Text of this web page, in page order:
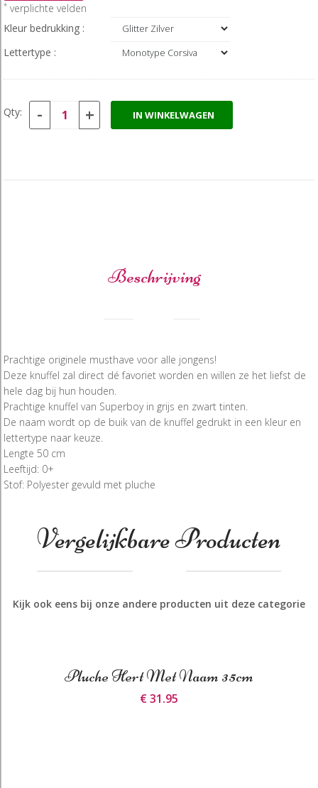
* verplichte velden
Kleur bedrukking :
Lettertype :
Qty: - + IN WINKELWAGEN
Beschrijving
Prachtige originele musthave voor alle jongens!
Deze knuffel zal direct dé favoriet worden en willen ze het liefst de
hele dag bij hun houden.
Prachtige knuffel van Superboy in grijs en zwart tinten.
De naam wordt op de buik van de knuffel gedrukt in een kleur en
lettertype naar keuze.
Lengte 50 cm
Leeftijd: 0+
Stof: Polyester gevuld met pluche
Vergelijkbare Producten
Kijk ook eens bij onze andere producten uit deze categorie
Pluche Hert Met Naam 35cm
€ 31.95